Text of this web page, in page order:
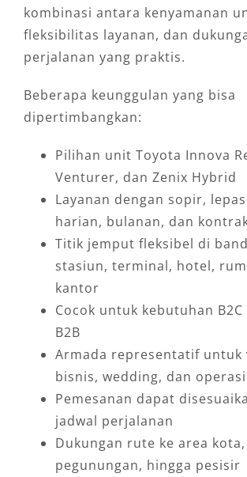
kombinasi antara kenyamanan
fleksibilitas layanan, dan
perjalanan yang praktis.
Beberapa keunggulan yang bisa
dipertimbangkan:
Pilihan unit Toyota Innova
Venturer, dan Zenix Hybrid
Layanan dengan sopir,
harian, bulanan, dan
Titik jemput fleksibel di
stasiun, terminal, hotel,
kantor
Cocok untuk kebutuhan
B2B
Armada representatif untuk
bisnis, wedding, dan
Pemesanan dapat
jadwal perjalanan
Dukungan rute ke area
pegunungan, hingga pesisir